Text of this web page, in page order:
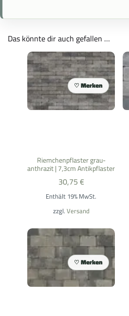
Das könnte dir auch gefallen …
Riemchenpflaster grau-
anthrazit | 7,3cm Antikpflaster
30,75 €
Enthält 19% MwSt.
zzgl. Versand
Merken
Merken